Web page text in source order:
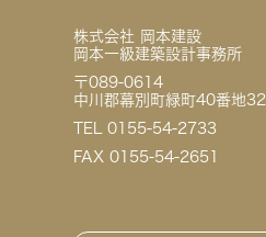
株式会社 岡本建設
岡本一級建築設計事務所
〒089-0614
中川郡幕別町緑町40番地32
TEL 0155-54-2733
FAX 0155-54-2651